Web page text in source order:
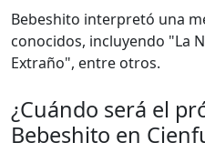
Bebeshito interpretó una
conocidos, incluyendo "La
Extraño", entre otros.
¿Cuándo será el
Bebeshito en